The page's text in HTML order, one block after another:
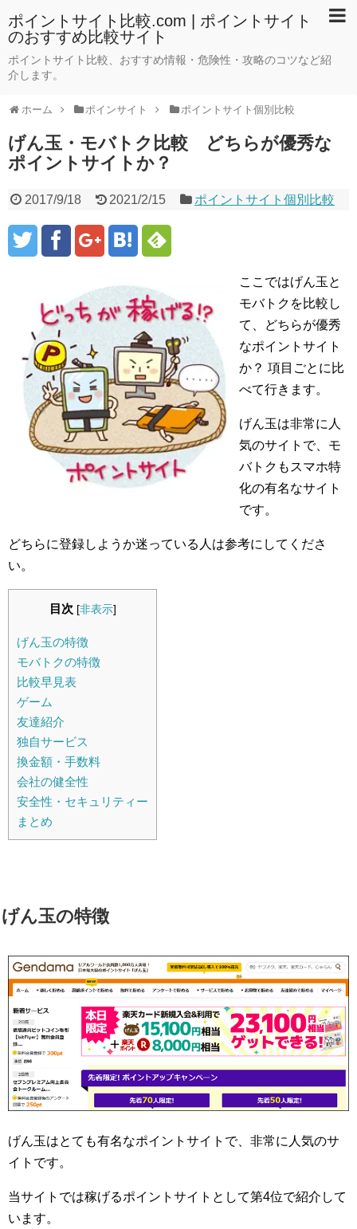
ポイントサイト比較.com | ポイントサイト
のおすすめ比較サイト
ポイントサイト比較、おすすめ情報・危険性・攻略のコツなど紹
介します。
ホーム ポインサイト ポイントサイト個別比較
げん玉・モバトク比較 どちらが優秀な
ポイントサイトか？
2017/9/18 2021/2/15 ポイントサイト個別比較
ここではげん玉と
モバトクを比較し
て、どちらが優秀
なポイントサイト
か？ 項目ごとに比
べて行きます。
げん玉は非常に人
気のサイトで、モ
バトクもスマホ特
化の有名なサイト
です。
どちらに登録しようか迷っている人は参考にしてくださ
い。
目次 [非表示]
げん玉の特徴
モバトクの特徴
比較早見表
ゲーム
友達紹介
独自サービス
換金額・手数料
会社の健全性
安全性・セキュリティー
まとめ
げん玉の特徴
げん玉はとても有名なポイントサイトで、非常に人気のサ
イトです。
当サイトでは稼げるポイントサイトとして第4位で紹介して
います。